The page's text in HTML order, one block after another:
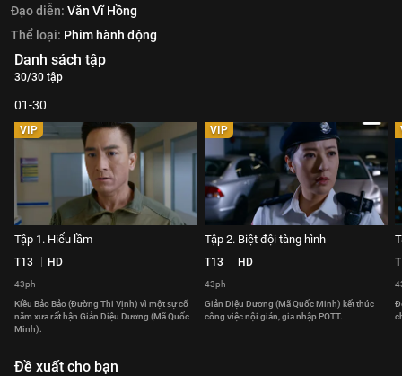
Đạo diễn: Văn Vĩ Hồng
Thể loại: Phim hành động
Danh sách tập
30/30 tập
01-30
VIP
Tập 1. Hiểu lầm
T13 HD
43ph
Kiều Bảo Bảo (Đường Thi Vịnh) vì một sự cố
năm xưa rất hận Giản Diệu Dương (Mã Quốc
Minh).
VIP
Tập 2. Biệt đội tàng hình
T13 HD
43ph
Giản Diệu Dương (Mã Quốc Minh) kết thúc
công việc nội gián, gia nhập POTT.
Đề xuất cho bạn